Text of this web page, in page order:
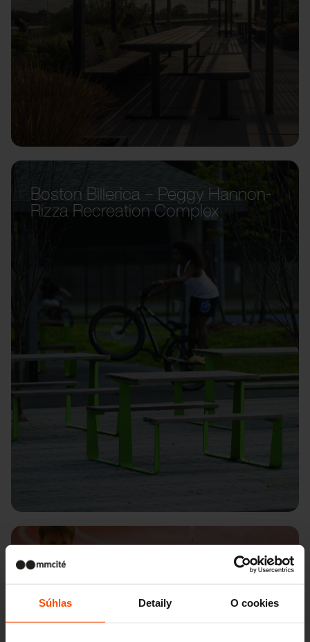
Súhlas Detaily O cookies
Boston Billerica – Peggy Hannon-
Rizza Recreation Complex
Praha – Sobotecká